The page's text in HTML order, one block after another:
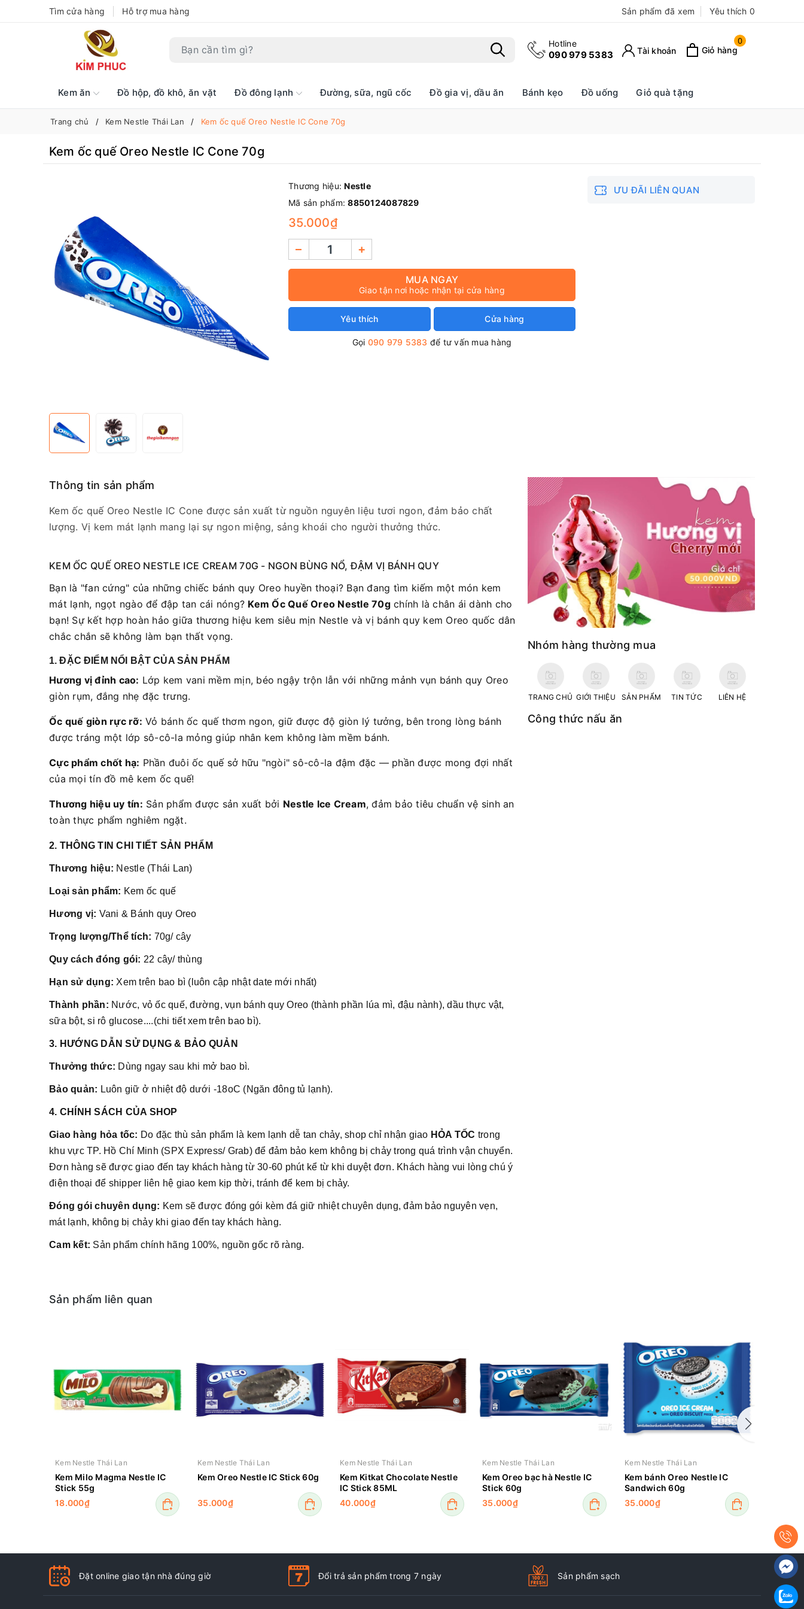
Tìm cửa hàng Hỗ trợ mua hàng Sản phẩm đã xem
Bạn chưa xem sản phẩm nào
Yêu thích 0
Hotline
090 979 5383 Tài khoản
0
Giỏ hàng
Kem ăn Đồ hộp, đồ khô, ăn vặt Đồ đông lạnh Đường, sữa, ngũ cốc Đồ gia vị, dầu ăn Bánh kẹo Đồ uống Giỏ quà tặng
Trang chủ Kem Nestle Thái Lan Kem ốc quế Oreo Nestle IC Cone 70g
Kem ốc quế Oreo Nestle IC Cone 70g
Thương hiệu:Nestle
Mã sản phẩm:8850124087829
35.000₫
–
+
MUA NGAY
Giao tận nơi hoặc nhận tại cửa hàng
Yêu thích Cửa hàng
Gọi 090 979 5383 để tư vấn mua hàng
ƯU ĐÃI LIÊN QUAN
Thông tin sản phẩm
Kem ốc quế Oreo Nestle IC Cone được sản xuất từ nguồn nguyên liệu tươi ngon, đảm bảo chất
lượng. Vị kem mát lạnh mang lại sự ngon miệng, sảng khoái cho người thưởng thức.
KEM ỐC QUẾ OREO NESTLE ICE CREAM 70G - NGON BÙNG NỔ, ĐẬM VỊ BÁNH QUY
Bạn là "fan cứng" của những chiếc bánh quy Oreo huyền thoại? Bạn đang tìm kiếm một món kem
mát lạnh, ngọt ngào để đập tan cái nóng? Kem Ốc Quế Oreo Nestle 70gchính là chân ái dành cho
bạn! Sự kết hợp hoàn hảo giữa thương hiệu kem siêu mịn Nestle và vị bánh quy kem Oreo quốc dân
chắc chắn sẽ không làm bạn thất vọng.
1. ĐẶC ĐIỂM NỔI BẬT CỦA SẢN PHẨM
Hương vị đỉnh cao: Lớp kem vani mềm mịn, béo ngậy trộn lẫn với những mảnh vụn bánh quy Oreo
giòn rụm, đắng nhẹ đặc trưng.
Ốc quế giòn rực rỡ: Vỏ bánh ốc quế thơm ngon, giữ được độ giòn lý tưởng, bên trong lòng bánh
được tráng một lớp sô-cô-la mỏng giúp nhân kem không làm mềm bánh.
Cực phẩm chốt hạ: Phần đuôi ốc quế sở hữu "ngòi" sô-cô-la đậm đặc — phần được mong đợi nhất
của mọi tín đồ mê kem ốc quế!
Thương hiệu uy tín: Sản phẩm được sản xuất bởi Nestle Ice Cream, đảm bảo tiêu chuẩn vệ sinh an
toàn thực phẩm nghiêm ngặt.
2. THÔNG TIN CHI TIẾT SẢN PHẨM
Thương hiệu: Nestle (Thái Lan)
Loại sản phẩm: Kem ốc quế
Hương vị: Vani & Bánh quy Oreo
Trọng lượng/Thể tích: 70g/ cây
Quy cách đóng gói: 22 cây/ thùng
Hạn sử dụng: Xem trên bao bì (luôn cập nhật date mới nhất)
Thành phần: Nước, vỏ ốc quế, đường, vụn bánh quy Oreo (thành phần lúa mì, đậu nành), dầu thực vật,
sữa bột, si rô glucose....(chi tiết xem trên bao bì).
3. HƯỚNG DẪN SỬ DỤNG & BẢO QUẢN
Thưởng thức: Dùng ngay sau khi mở bao bì.
Bảo quản: Luôn giữ ở nhiệt độ dưới -18oC (Ngăn đông tủ lạnh).
4. CHÍNH SÁCH CỦA SHOP
Giao hàng hỏa tốc: Do đặc thù sản phẩm là kem lạnh dễ tan chảy, shop chỉ nhận giao HỎA TỐC trong
khu vực TP. Hồ Chí Minh (SPX Express/ Grab) để đảm bảo kem không bị chảy trong quá trình vận chuyển.
Đơn hàng sẽ được giao đến tay khách hàng từ 30-60 phút kể từ khi duyệt đơn. Khách hàng vui lòng chú ý
điện thoại để shipper liên hệ giao kem kịp thời, tránh để kem bị chảy.
Đóng gói chuyên dụng: Kem sẽ được đóng gói kèm đá giữ nhiệt chuyên dụng, đảm bảo nguyên vẹn,
mát lạnh, không bị chảy khi giao đến tay khách hàng.
Cam kết: Sản phẩm chính hãng 100%, nguồn gốc rõ ràng.
Nhóm hàng thường mua
TRANG CHỦ GIỚI THIỆU SẢN PHẨM TIN TỨC LIÊN HỆ
Công thức nấu ăn
Sản phẩm liên quan
Kem Nestle Thái Lan
Kem Milo Magma Nestle IC
Stick 55g
18.000₫
Kem Nestle Thái Lan
Kem Oreo Nestle IC Stick 60g
35.000₫
Kem Nestle Thái Lan
Kem Kitkat Chocolate Nestle
IC Stick 85ML
40.000₫
Kem Nestle Thái Lan
Kem Oreo bạc hà Nestle IC
Stick 60g
35.000₫
Kem Nestle Thái Lan
Kem bánh Oreo Nestle IC
Sandwich 60g
35.000₫
Đặt online giao tận nhà đúng giờ Đổi trả sản phẩm trong 7 ngày Sản phẩm sạch